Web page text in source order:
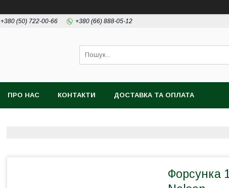
+380 (50) 722-00-66 +380 (66) 888-05-12
ПРО НАС КОНТАКТИ ДОСТАВКА ТА ОПЛАТА
Форсунка